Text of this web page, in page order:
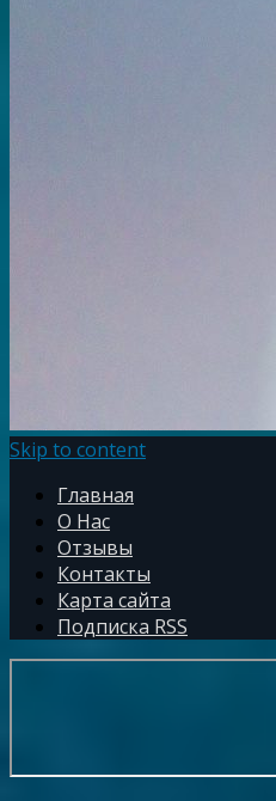
Skip to content
Главная
О Нас
Отзывы
Контакты
Карта сайта
Подписка RSS